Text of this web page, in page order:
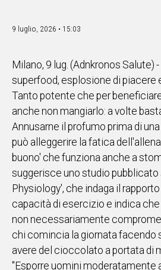
OGLIASTRA
CAMPIDANO
ALTRE
NOTIZIE
POLITICA
ITALIA
NEL
MONDO
SPORT
EVENTI
STORIE
VIDEO
9 luglio, 2026 • 15:03
Milano, 9 lug. (Adnkronos Salute)
superfood, esplosione di piacere
Tanto potente che per
anche non mangiarlo: a volte
Annusarne il profumo prima di
può alleggerire la fatica
buono' che funziona anche a
suggerisce uno studio pubblicato
Physiology', che indaga il
capacità di esercizio e indica
non necessariamente
chi comincia la giornata facendo
avere del cioccolato a portata di
"Esporre uomini moderatamente